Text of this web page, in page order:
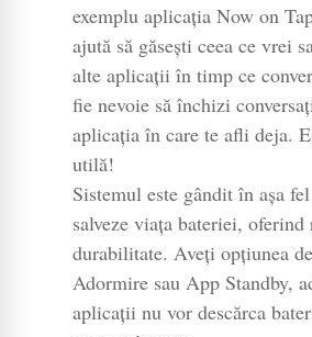
exemplu aplicația Now on
ajută să găsești ceea ce vrei
alte aplicații în timp ce
fie nevoie să închizi
aplicația în care te afli deja.
utilă!
Sistemul este gândit în așa
salveze viața bateriei, oferind
durabilitate. Aveți opțiunea
Adormire sau App Standby,
aplicații nu vor descărca